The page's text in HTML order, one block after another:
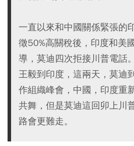
一直以來和中國關係緊張的
徵50%高關稅後，印度和美
導，莫迪四次拒接川普電話
王毅到印度，這兩天，莫迪
作組織峰會，中國，印度重
共舞，但是莫迪這回卯上川
路會更難走。